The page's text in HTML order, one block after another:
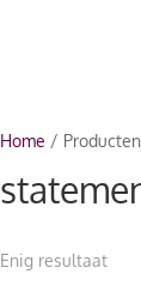
Home /
Enig resultaat